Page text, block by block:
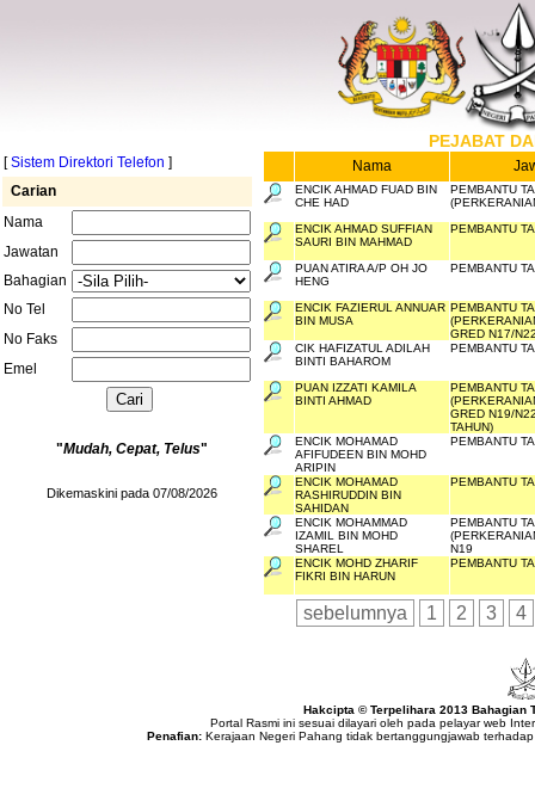
PEJABAT
[Sistem Direktori Telefon ]
Carian
Nama
Jawatan
Bahagian
No Tel
No Faks
Emel
"Mudah, Cepat, Telus"
Dikemaskini pada 07/08/2026
Nama
ENCIK AHMAD FUAD BIN
CHE HAD
PEMBANTU
ENCIK AHMAD SUFFIAN
SAURI BIN MAHMAD
PEMBANTU
PUAN ATIRA A/P OH JO
HENG
PEMBANTU
ENCIK FAZIERUL ANNUAR
BIN MUSA
PEMBANTU
GRED N17/
CIK HAFIZATUL ADILAH
BINTI BAHAROM
PEMBANTU
PUAN IZZATI KAMILA
BINTI AHMAD
PEMBANTU
GRED N19/
TAHUN)
ENCIK MOHAMAD
AFIFUDEEN BIN MOHD
ARIPIN
PEMBANTU
ENCIK MOHAMAD
RASHIRUDDIN BIN
SAHIDAN
PEMBANTU
ENCIK MOHAMMAD
IZAMIL BIN MOHD
SHAREL
PEMBANTU
N19
ENCIK MOHD ZHARIF
FIKRI BIN HARUN
PEMBANTU
sebelumnya 1 2 3 4
Hakcipta © Terpelihara 2013 Bahagian
Portal Rasmi ini sesuai dilayari oleh pada pelayar web
Penafian:Kerajaan Negeri Pahang tidak bertanggungjawab